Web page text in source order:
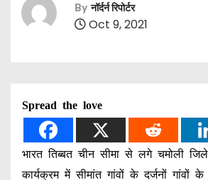
By नॉर्दर्न रिपोर्टर
Oct 9, 2021
Spread the love
भारत तिब्बत चीन सीमा से लगे चमोली
कार्यक्रम में सीमांत गांवों के दर्जनों गांवों